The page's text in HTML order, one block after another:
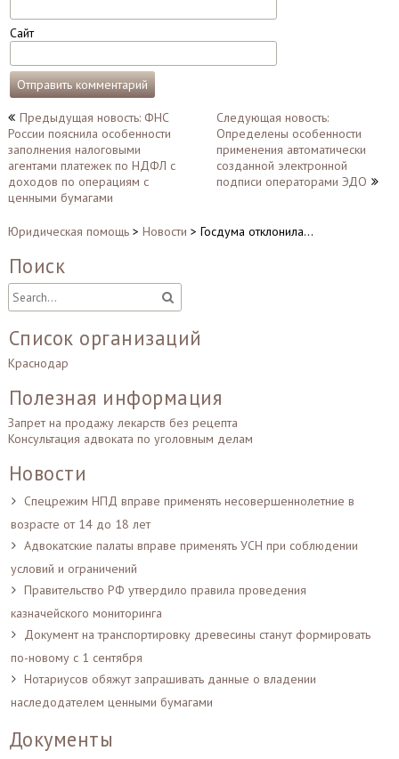
Сайт
Навигация
по
записям
Предыдущая новость: ФНС
России пояснила особенности
заполнения налоговыми
агентами платежек по НДФЛ с
доходов по операциям с
ценными бумагами
Следующая новость:
Определены особенности
применения автоматически
созданной электронной
подписи операторами ЭДО
Юридическая помощь> Новости > Госдума отклонила…
Поиск
Список организаций
Краснодар
Полезная информация
Запрет на продажу лекарств без рецепта
Консультация адвоката по уголовным делам
Новости
Спецрежим НПД вправе применять несовершеннолетние в
возрасте от 14 до 18 лет
Адвокатские палаты вправе применять УСН при соблюдении
условий и ограничений
Правительство РФ утвердило правила проведения
казначейского мониторинга
Документ на транспортировку древесины станут формировать
по-новому с 1 сентября
Нотариусов обяжут запрашивать данные о владении
наследодателем ценными бумагами
Документы